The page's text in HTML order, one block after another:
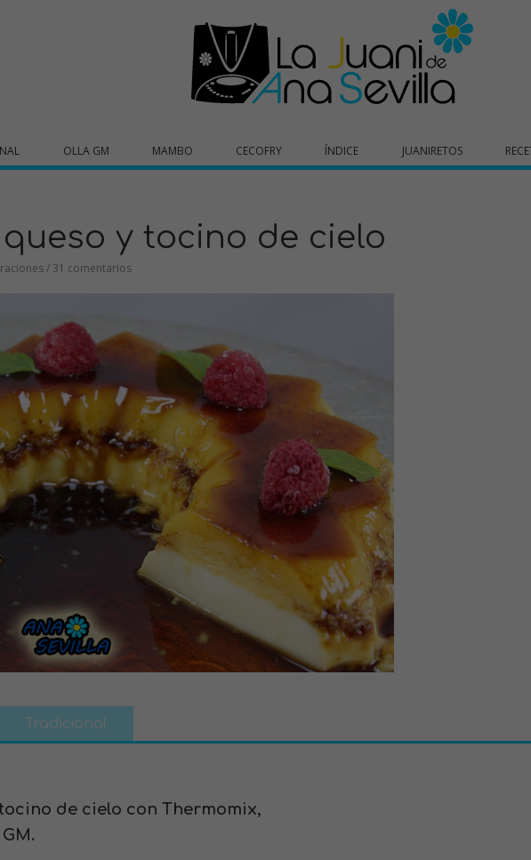
OLLA GM MAMBO CECOFRY ÍNDICE JUANIRETOS
y tocino de cielo
/ 31 comentarios
Tradicional
de cielo con Thermomix,